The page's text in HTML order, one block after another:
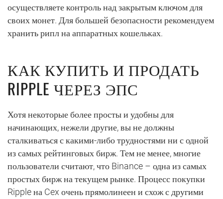
осуществляете контроль над закрытым ключом для
своих монет. Для большей безопасности рекомендуем
хранить рипл на аппаратных кошельках.
КАК КУПИТЬ И ПРОДАТЬ
RIPPLE ЧЕРЕЗ ЭПС
Хотя некоторые более просты и удобны для
начинающих, нежели другие, вы не должны
сталкиваться с какими-либо трудностями ни с одной
из самых рейтинговых бирж. Тем не менее, многие
пользователи считают, что Binance – одна из самых
простых бирж на текущем рынке. Процесс покупки
Ripple на Cex очень прямолинеен и схож с другими